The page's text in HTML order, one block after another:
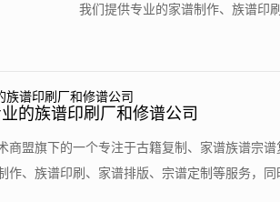
我们提供专业的家谱制作、族谱印
的族谱印刷厂和修谱公司
商盟旗下的一个专注于古籍复制、家谱族谱宗
作、族谱印刷、家谱排版、宗谱定制等服务，